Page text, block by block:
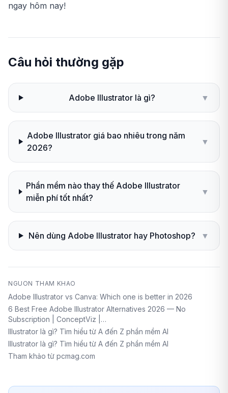
ngay hôm nay!
Câu hỏi thường gặp
Adobe Illustrator là gì? ▼
Adobe Illustrator giá bao nhiêu trong năm
2026?
▼
Phần mềm nào thay thế Adobe Illustrator
miễn phí tốt nhất?
▼
Nên dùng Adobe Illustrator hay Photoshop? ▼
NGUON THAM KHAO
Adobe Illustrator vs Canva: Which one is better in 2026
6 Best Free Adobe Illustrator Alternatives 2026 — No
Subscription | ConceptViz |…
Illustrator là gì? Tìm hiểu từ A đến Z phần mềm AI
Illustrator là gì? Tìm hiểu từ A đến Z phần mềm AI
Tham khảo từ pcmag.com